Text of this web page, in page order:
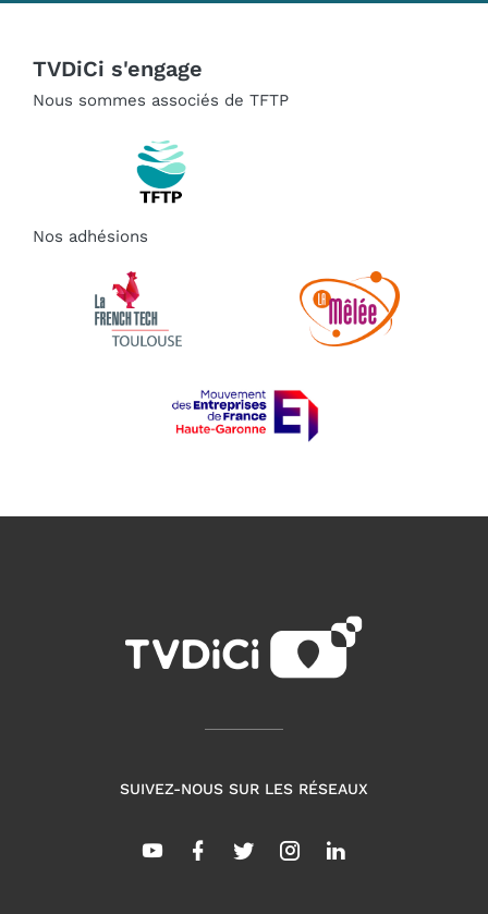
TVDiCi s'engage
Nous sommes associés de TFTP
Nos adhésions
SUIVEZ-NOUS SUR LES RÉSEAUX